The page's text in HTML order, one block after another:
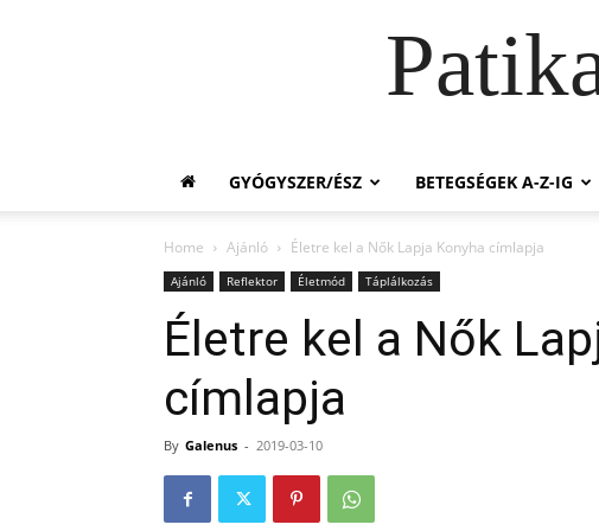
GYÓGYSZER/ÉSZ BETEGSÉGEK A-Z-IG
Home Ajánló Életre kel a Nők Lapja Konyha címlapja
Ajánló Reflektor Életmód Táplálkozás
Életre kel a Nők
címlapja
By Galenus - 2019-03-10